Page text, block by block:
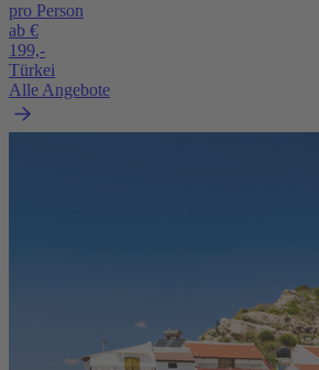
pro Person
ab €
199,-
Türkei
Alle Angebote